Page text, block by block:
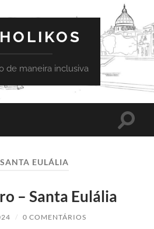
de maneira inclusiva
Toggle
SANTA EULÁLIA
– Santa Eulália
/ 0 COMENTÁRIOS